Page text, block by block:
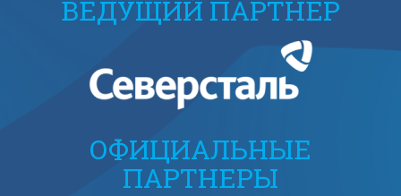
ВЕДУЩИЙ ПАРТНЕР
ОФИЦИАЛЬНЫЕ
ПАРТНЕРЫ